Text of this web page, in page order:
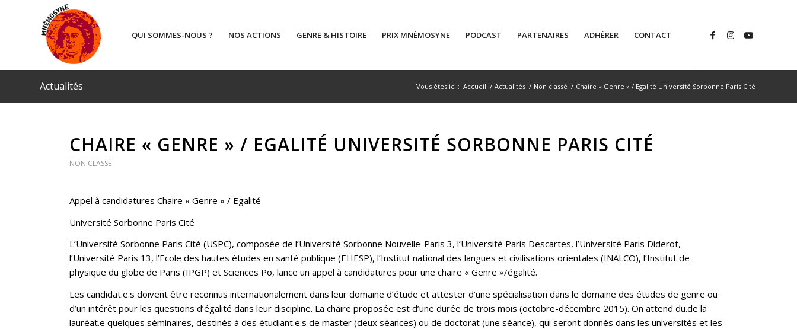
QUI SOMMES-NOUS ? NOS ACTIONS GENRE & HISTOIRE PRIX MNÉMOSYNE PODCAST PARTENAIRES ADHÉRER CONTACT
Actualités Vous êtes ici : Accueil / Actualités / Non classé / Chaire « Genre » / Egalité Université Sorbonne Paris Cité
CHAIRE « GENRE » / EGALITÉ UNIVERSITÉ SORBONNE PARIS CITÉ
NON CLASSÉ
Appel à candidatures Chaire « Genre » / Egalité
Université Sorbonne Paris Cité
L’Université Sorbonne Paris Cité (USPC), composée de l’Université Sorbonne Nouvelle-Paris 3, l’Université Paris Descartes, l’Université Paris Diderot,
l’Université Paris 13, l’Ecole des hautes études en santé publique (EHESP), l’Institut national des langues et civilisations orientales (INALCO), l’Institut de
physique du globe de Paris (IPGP) et Sciences Po, lance un appel à candidatures pour une chaire « Genre »/égalité.
Les candidat.e.s doivent être reconnus internationalement dans leur domaine d’étude et attester d’une spécialisation dans le domaine des études de genre ou
d’un intérêt pour les questions d’égalité dans leur discipline. La chaire proposée est d’une durée de trois mois (octobre-décembre 2015). On attend du.de la
lauréat.e quelques séminaires, destinés à des étudiant.e.s de master (deux séances) ou de doctorat (une séance), qui seront donnés dans les universités et les